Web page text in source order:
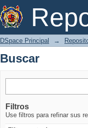
Buscar
DSpace Principal →
Buscar
Filtros
Use filtros para refinar sus